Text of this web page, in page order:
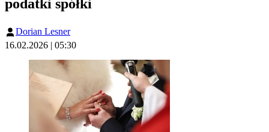
podatki spółki
Dorian Lesner
16.02.2026 | 05:30